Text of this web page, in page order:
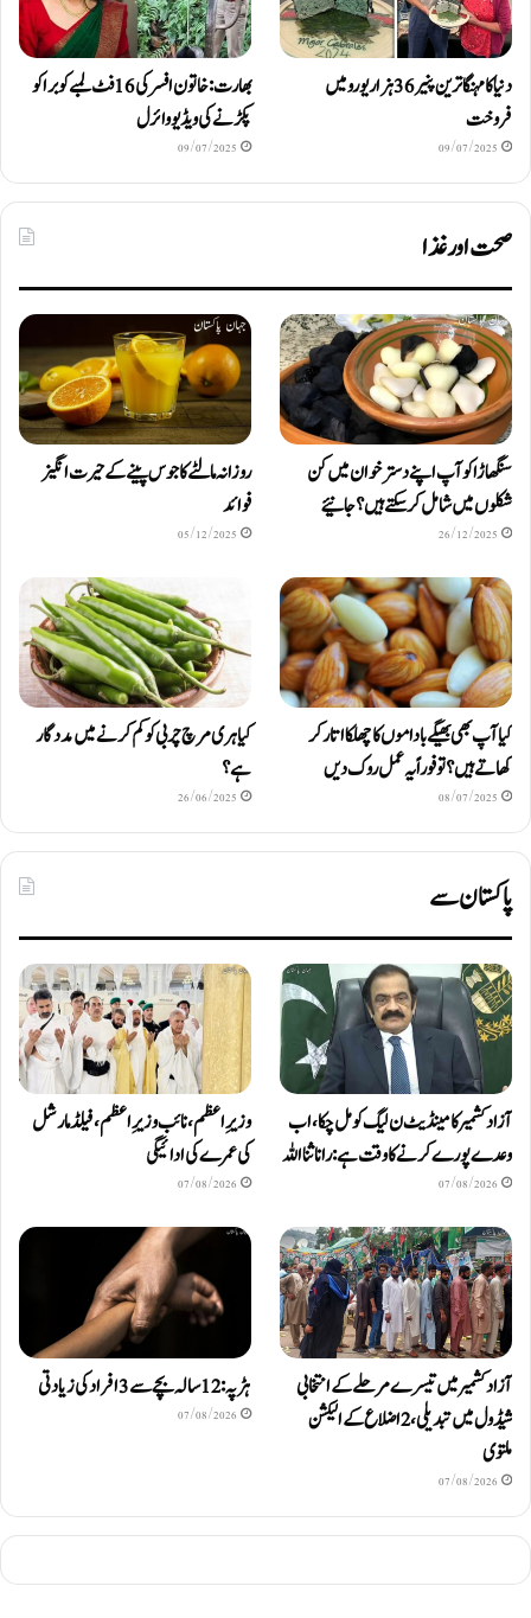
دنیا کا مہنگا ترین پنیر 36 ہزار یورو میں
فروخت
09/07/2025
بھارت: خاتون افسر کی 16 فٹ لمبے کوبرا کو
پکڑنے کی ویڈیو وائرل
09/07/2025
صحت اور غذا
سنگھاڑا کو آپ اپنے دستر خوان میں کن
شکلوں میں شامل کرسکتے ہیں ؟ جانیئے
26/12/2025
روزانہ مالٹے کا جوس پینے کے حیرت انگیز
فوائد
05/12/2025
کیا آپ بھی بھیگے باداموں کا چھلکا اتار کر
کھاتے ہیں؟ تو فوراً یہ عمل روک دیں
08/07/2025
کیا ہری مرچ چربی کو کم کرنے میں مددگار
ہے؟
26/06/2025
پاکستان سے
آزاد کشمیر کا مینڈیٹ ن لیگ کو مل چکا، اب
وعدے پورے کرنے کا وقت ہے: رانا ثنا اللہ
07/08/2026
وزیرِاعظم، نائب وزیرِ اعظم، فیلڈ مارشل
کی عمرے کی ادائیگی
07/08/2026
آزادکشمیر میں تیسرے مرحلے کے انتخابی
شیڈول میں تبدیلی، 2 اضلاع کے الیکشن
ملتوی
07/08/2026
ہڑپہ: 12 سالہ بچے سے 3 افراد کی زیادتی
07/08/2026